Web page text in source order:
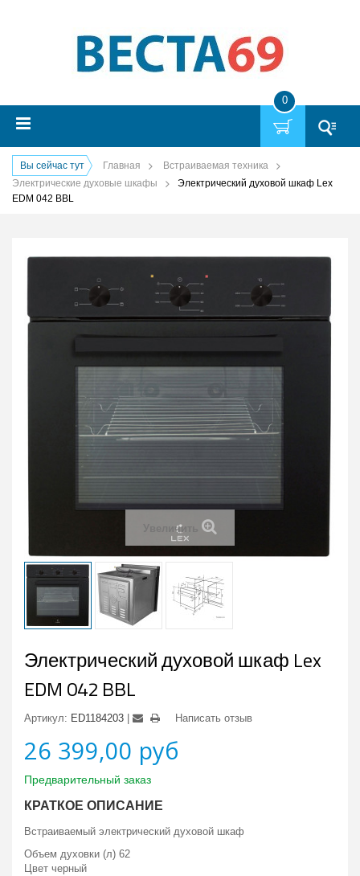
0
Вы сейчас тут Главная
Встраиваемая техника
Электрические духовые шкафы
Электрический духовой шкаф Lex
EDM 042 BBL
Увеличить
Электрический духовой шкаф Lex
EDM 042 BBL
Артикул: ED1184203 Написать отзыв
26 399,00 руб
Предварительный заказ
КРАТКОЕ ОПИСАНИЕ
Встраиваемый электрический духовой шкаф
Объем духовки (л) 62
Цвет черный